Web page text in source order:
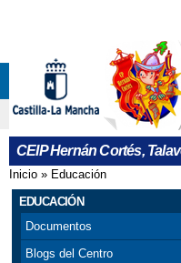
CEIP Hernán Cortés,
Se encuentra
Inicio » Educación
EDUCACIÓN
Documentos
Blogs del Centro